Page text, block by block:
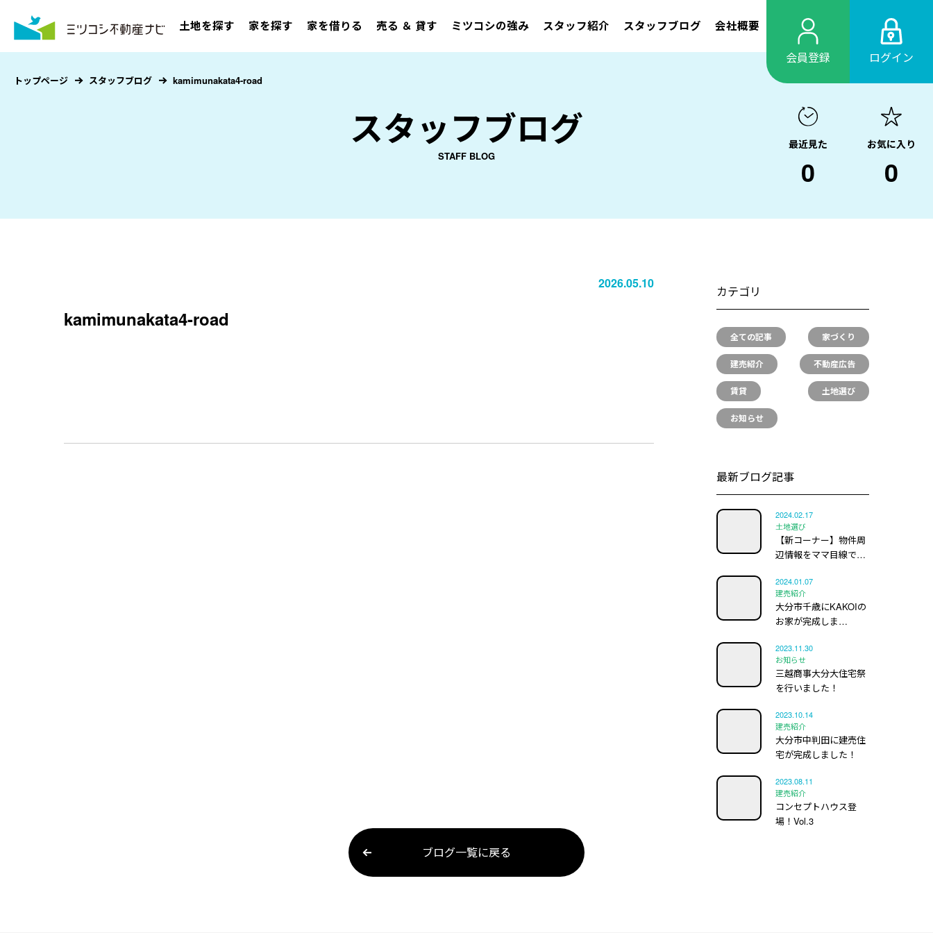
土地を探す 家を探す 家を借りる 売る ＆ 貸す ミツコシの強み スタッフ紹介 スタッフブログ 会社概要
会員登録 ログイン
スタッフブログ
STAFF BLOG
トップページ スタッフブログ kamimunakata4-road
最近見た
0
お気に入り
0
2026.05.10
kamimunakata4-road
カテゴリ
全ての記事 家づくり
建売紹介 不動産広告
賃貸 土地選び
お知らせ
最新ブログ記事
2024.02.17
土地選び
【新コーナー】物件周
辺情報をママ目線で…
2024.01.07
建売紹介
大分市千歳にKAKOIの
お家が完成しま…
2023.11.30
お知らせ
三越商事大分大住宅祭
を行いました！
2023.10.14
建売紹介
大分市中判田に建売住
宅が完成しました！
2023.08.11
建売紹介
コンセプトハウス登
場！Vol.3
ブログ一覧に戻る